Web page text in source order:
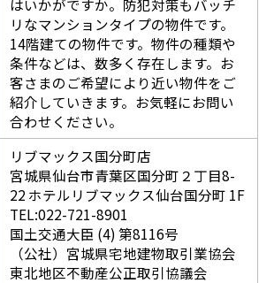
はいかがですか。防犯対策もバッチ
リなマンションタイプの物件です。
14階建ての物件です。物件の種類や
条件などは、数多く存在します。お
客さまのご希望により近い物件をご
紹介していきます。お気軽にお問い
合わせください。
リブマックス国分町店
宮城県仙台市青葉区国分町２丁目8-
22 ホテルリブマックス仙台国分町 1F
TEL:022-721-8901
国土交通大臣 (4) 第8116号
（公社）宮城県宅地建物取引業協会
東北地区不動産公正取引協議会